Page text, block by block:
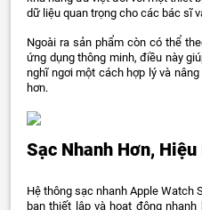
dữ liệu quan trọng cho các bác sĩ
Ngoài ra sản phẩm còn có thể
ứng dụng thông minh, điều này
nghĩ ngơi một cách hợp lý và
hơn.
Sạc Nhanh Hơn,
Hệ thông sạc nhanh Apple Watch
bạn thiết lập và hoạt động